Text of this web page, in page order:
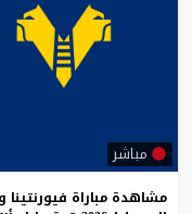
مباشر
مشاهدة مباراة فيورنتينا